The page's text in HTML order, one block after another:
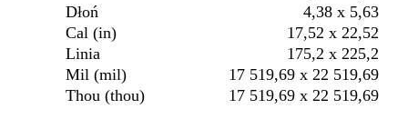
Dłoń
4,38 x 5,63
Cal (in)
17,52 x 22,52
Linia
175,2 x 225,2
Mil (mil)
17 519,69 x 22 519,69
Thou (thou)
17 519,69 x 22 519,69